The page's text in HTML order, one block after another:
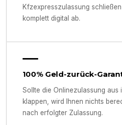
Kfzexpresszulassung
komplett digital ab.
100% Geld-zurück-
Sollte die Onlinezulassung aus
klappen, wird Ihnen nichts
nach erfolgter Zulassung.